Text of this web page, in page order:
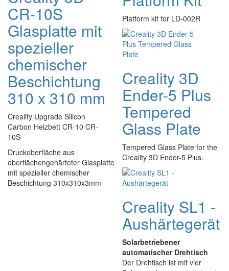
CR-10S
Glasplatte mit
spezieller
chemischer
Beschichtung
310 x 310 mm
Creality Upgrade Silicon
Carbon Heizbett CR-10 CR-
10S
Druckoberfläche aus
oberflächengehärteter Glasplatte
mit spezieller chemischer
Beschichtung 310x310x3mm
Platform kit for LD-002R
Creality 3D
Ender-5 Plus
Tempered
Glass Plate
Tempered Glass Plate for the
Creality 3D Ender-5 Plus.
Creality SL1 -
Aushärtegerät
Solarbetriebener
automatischer Drehtisch
Der Drehtisch ist mit vier